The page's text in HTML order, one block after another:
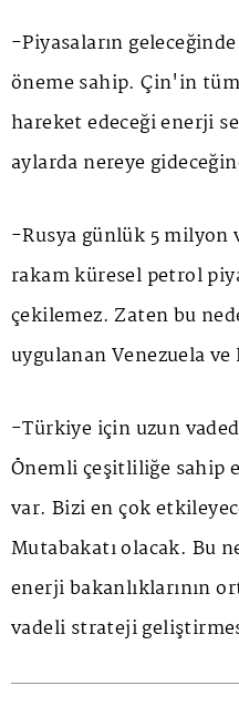
-Piyasaların
öneme sahip. Çin'in
hareket edeceği enerji
aylarda nereye
-Rusya günlük 5
rakam küresel petrol
çekilemez. Zaten bu
uygulanan Venezuela
-Türkiye için uzun
Önemli çeşitliliğe sahip
var. Bizi en çok
Mutabakatı olacak. Bu
enerji bakanlıklarının
vadeli strateji